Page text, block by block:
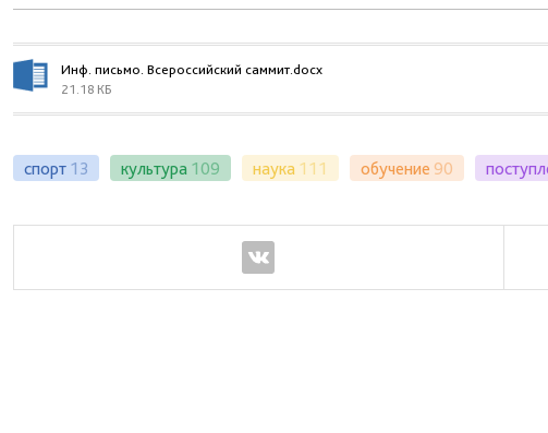
Инф. письмо. Всероссийский саммит.docx
21.18 КБ
спорт 13 культура 109 наука 111 обучение 90